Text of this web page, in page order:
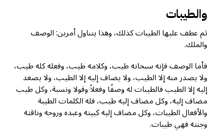
والطيبات
ثم عطف عليها الطيبات كذلك، وهذا يتناول أمرين: الوصف
والملك.
فأما الوصف فإنه سبحانه طيب، وكلامه طيب، وفعله كله طيب،
ولا يصدر منه إلا الطيب، ولا يضاف إليه إلا الطيب، ولا يصعد
إليه إلا الطيب فالطيبات له وصفًا وفعلاً وقولا ونسبة، وكل طيب
مضاف إليه، وكل مضاف إليه طيب، فله الكلمات الطيبة
والأفعال الطيبات، وكل مضاف إليه كبيته وعبده وروحه وناقته
وجنته فهي طيبات.